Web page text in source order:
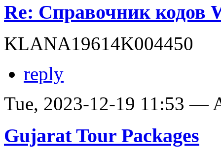
Re: Справочник кодов
KLANA19614K004450
reply
Tue, 2023-12-19 11:53 —
Gujarat Tour Packages